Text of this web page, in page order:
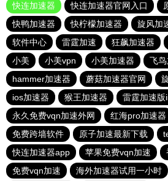
快连加速器
快连加速器官网入口
快鸭加速器
快柠檬加速器 旋风加
软件中心
雷霆加速 狂飙加速器
小美
小美vpn 小美加速器 飞
hammer加速器
蘑菇加速器官网
ios加速器
猴王加速器 雷霆加速版
永久免费vqn加速外网
红海pro加速器
免费跨墙软件
原子加速最新下载
快连加速器app
苹果免费vqn加速
免费vqn加速
海外加速器试用一小时